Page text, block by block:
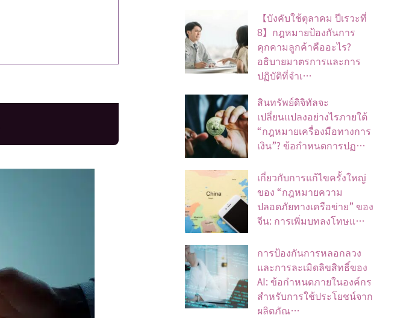
【บังคับใช้ตุลาคม ปีเรวะที่
8】กฎหมายป้องกันการ
คุกคามลูกค้าคืออะไร?
อธิบายมาตรการและการ
ปฏิบัติที่จำเ…
สินทรัพย์ดิจิทัลจะ
เปลี่ยนแปลงอย่างไรภายใต้
“กฎหมายเครื่องมือทางการ
เงิน”? ข้อกำหนดการปฏ…
เกี่ยวกับการแก้ไขครั้งใหญ่
ของ “กฎหมายความ
ปลอดภัยทางเครือข่าย” ของ
จีน: การเพิ่มบทลงโทษแ…
การป้องกันการหลอกลวง
และการละเมิดลิขสิทธิ์ของ
AI: ข้อกำหนดภายในองค์กร
สำหรับการใช้ประโยชน์จาก
ผลิตภัณ…